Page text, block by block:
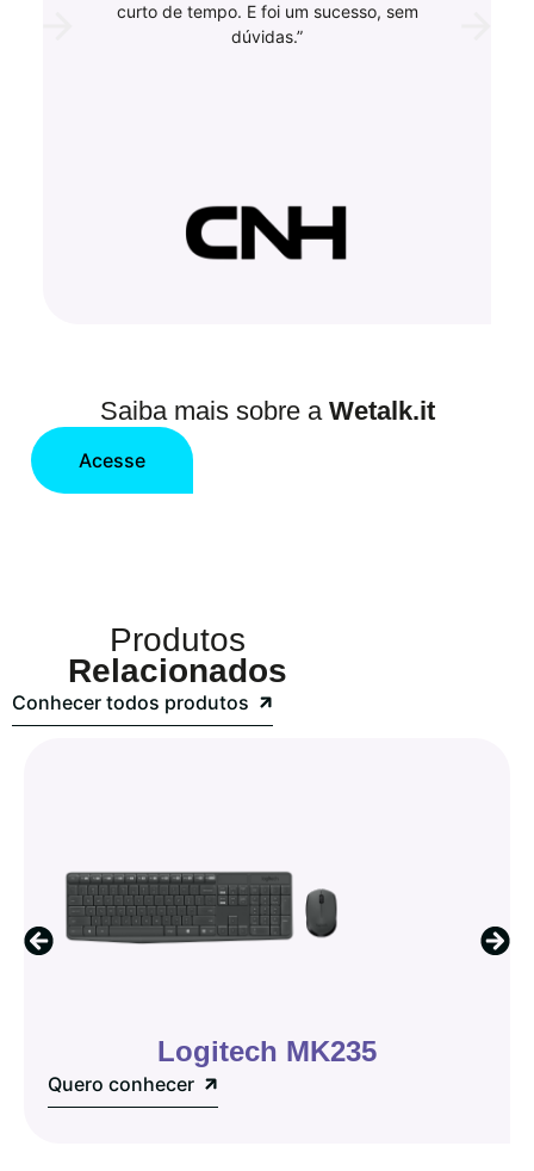
curto de tempo. E foi um sucesso, sem
dúvidas.”
Saiba mais sobre a Wetalk.it
Acesse
Produtos
Relacionados
Conhecer todos produtos
Logitech MK235
Quero conhecer